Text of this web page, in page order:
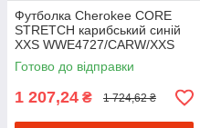
Футболка Cherokee CORE
STRETCH карибський синій
XXS WWE4727/CARW/XXS
Готово до відправки
1 207,24 ₴ 1 724,62 ₴